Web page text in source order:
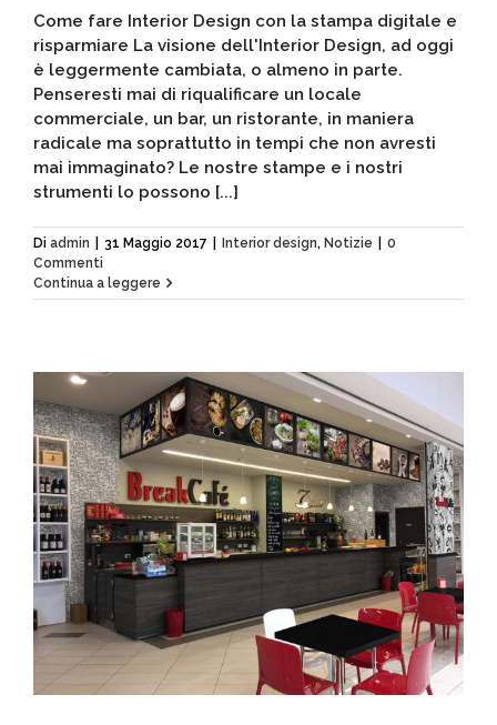
Come fare Interior Design con la stampa digitale e
risparmiare La visione dell'Interior Design, ad oggi
è leggermente cambiata, o almeno in parte.
Penseresti mai di riqualificare un locale
commerciale, un bar, un ristorante, in maniera
radicale ma soprattutto in tempi che non avresti
mai immaginato? Le nostre stampe e i nostri
strumenti lo possono [...]
Di admin 31 Maggio 2017 Interior design, Notizie
0
Commenti
Continua a leggere